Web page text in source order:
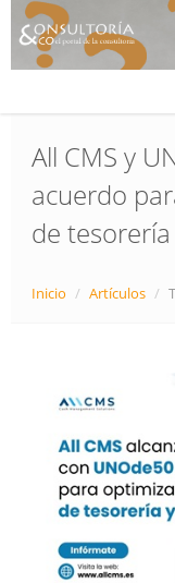
Actualidad
Directorio
Alta en directorio /
All CMS y
acuerdo
de
Inicio / Artículos /